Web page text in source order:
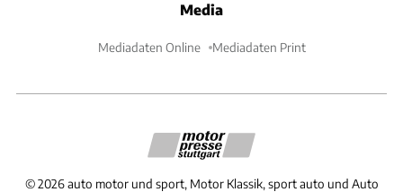
Media
Mediadaten Online Mediadaten Print
©2026 auto motor und sport, Motor Klassik, sport auto und Auto